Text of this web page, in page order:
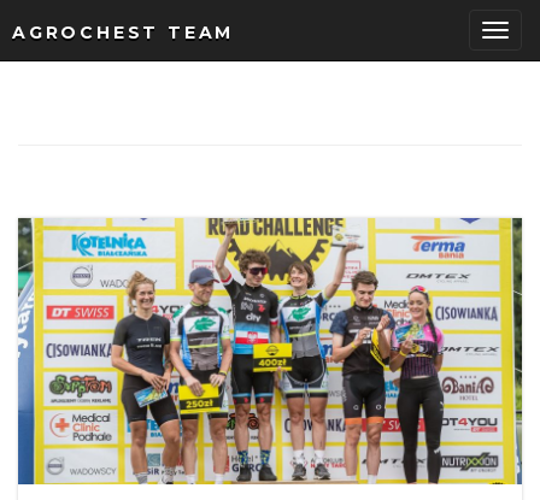
e
ł
AGROCHEST TEAM